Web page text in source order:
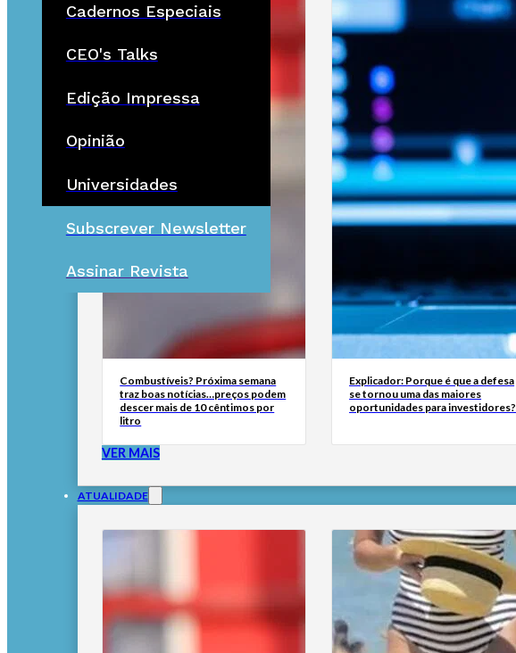
Cadernos Especiais
CEO's Talks
Edição Impressa
Opinião
Universidades
Subscrever Newsletter
Assinar Revista
Combustíveis? Próxima semana
traz boas notícias…preços podem
descer mais de 10 cêntimos por
litro
Explicador: Porque é que a defesa
se tornou uma das maiores
oportunidades para investidores?
VER MAIS
ATUALIDADE